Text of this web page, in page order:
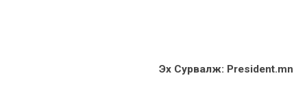
Эx Сурвалж: President.mn